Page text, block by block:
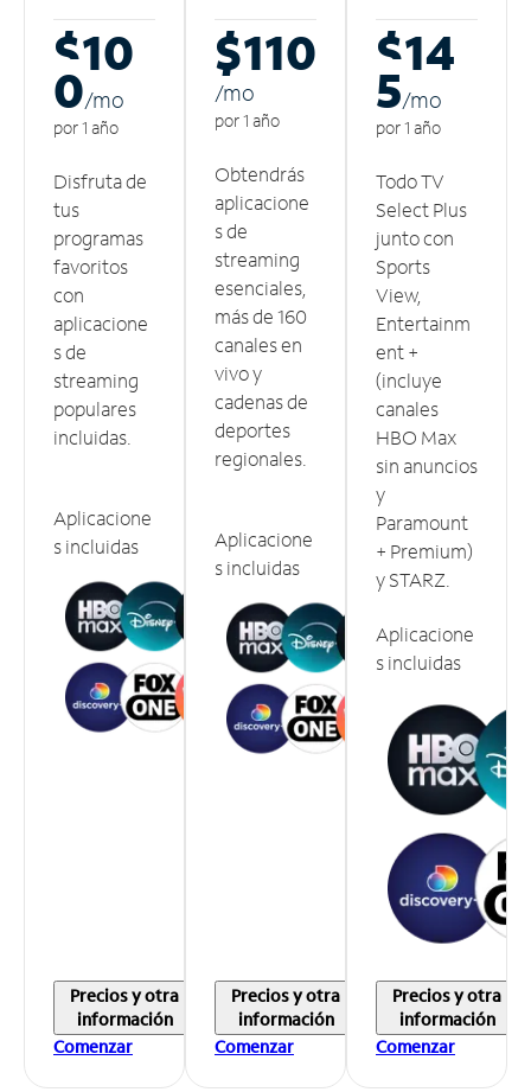
$10
0/mo
por 1 año
Disfruta de
tus
programas
favoritos
con
aplicacione
s de
streaming
populares
incluidas.
Aplicacione
s incluidas
Precios y otra
información
Comenzar
$110
/mo
por 1 año
Obtendrás
aplicacione
s de
streaming
esenciales,
más de 160
canales en
vivo y
cadenas de
deportes
regionales.
Aplicacione
s incluidas
Precios y otra
información
Comenzar
$14
5/mo
por 1 año
Todo TV
Select Plus
junto con
Sports
View,
Entertainm
ent +
(incluye
canales
HBO Max
sin anuncios
y
Paramount
+ Premium)
y STARZ.
Aplicacione
s incluidas
Precios y otra
información
Comenzar